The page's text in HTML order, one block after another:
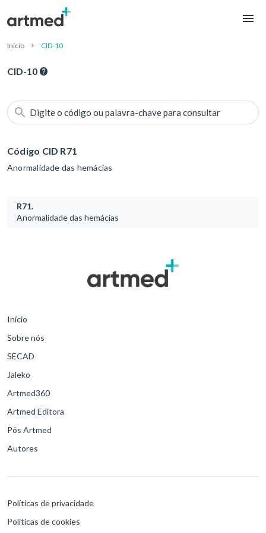
Início CID-10
CID-10
Digite o código ou palavra-chave para consultar
Código CID R71
Anormalidade das hemácias
R71.
Anormalidade das hemácias
Início
Sobre nós
SECAD
Jaleko
Artmed360
Artmed Editora
Pós Artmed
Autores
Políticas de privacidade
Políticas de cookies